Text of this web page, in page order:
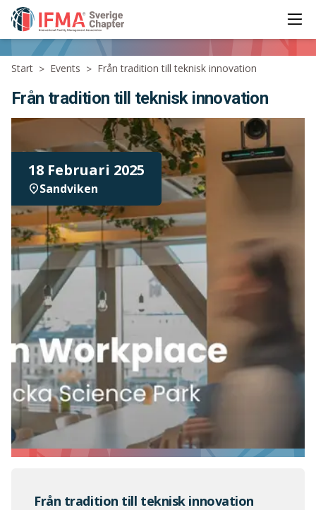
IFMA - International Facility Management Association
Start > Events > Från tradition till teknisk innovation
Från tradition till teknisk innovation
18 Februari 2025
Sandviken
Från tradition till teknisk innovation